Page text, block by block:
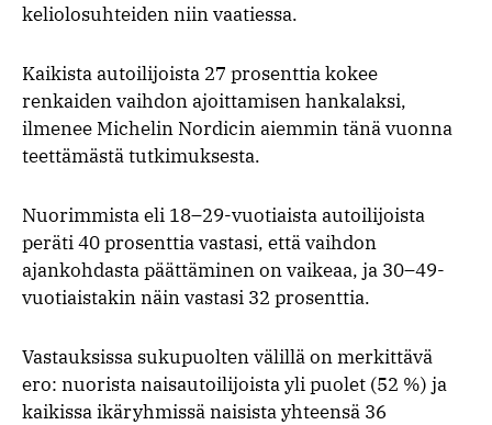
keliolosuhteiden niin vaatiessa.
Kaikista autoilijoista 27 prosenttia kokee
renkaiden vaihdon ajoittamisen hankalaksi,
ilmenee Michelin Nordicin aiemmin tänä vuonna
teettämästä tutkimuksesta.
Nuorimmista eli 18–29-vuotiaista autoilijoista
peräti 40 prosenttia vastasi, että vaihdon
ajankohdasta päättäminen on vaikeaa, ja 30–49-
vuotiaistakin näin vastasi 32 prosenttia.
Vastauksissa sukupuolten välillä on merkittävä
ero: nuorista naisautoilijoista yli puolet (52 %) ja
kaikissa ikäryhmissä naisista yhteensä 36